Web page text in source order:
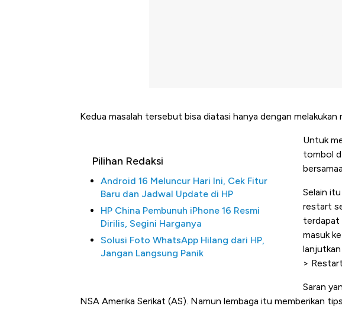
Kedua masalah tersebut bisa diatasi hanya dengan
Pilihan Redaksi
Android 16 Meluncur Hari Ini, Cek Fitur
Baru dan Jadwal Update di HP
HP China Pembunuh iPhone 16 Resmi
Dirilis, Segini Harganya
Solusi Foto WhatsApp Hilang dari HP,
Jangan Langsung Panik
Untuk
tombol
Selain
restart
terdapat
masuk
>
Saran
NSA Amerika Serikat (AS). Namun lembaga itu memberikan